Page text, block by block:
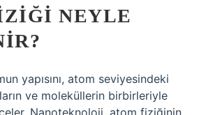
NEYLE
yapısını, atom seviyesindeki
ve moleküllerin birbirleriyle
Nanoteknoloji, atom fiziğinin